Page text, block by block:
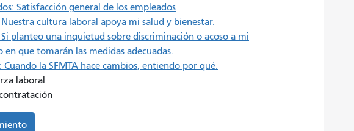
Satisfacción general de los empleados
cultura laboral apoya mi salud y bienestar.
planteo una inquietud sobre discriminación o acoso a mi
que tomarán las medidas adecuadas.
la SFMTA hace cambios, entiendo por qué.
laboral